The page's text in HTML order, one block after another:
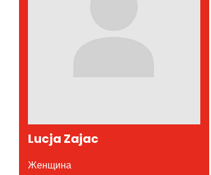
Lucja Zajac
Женщина